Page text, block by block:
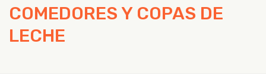
COMEDORES Y COPAS DE
LECHE